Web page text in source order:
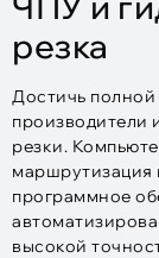
резка
Достичь
производители
резки.
маршрутизация
программное
высокой